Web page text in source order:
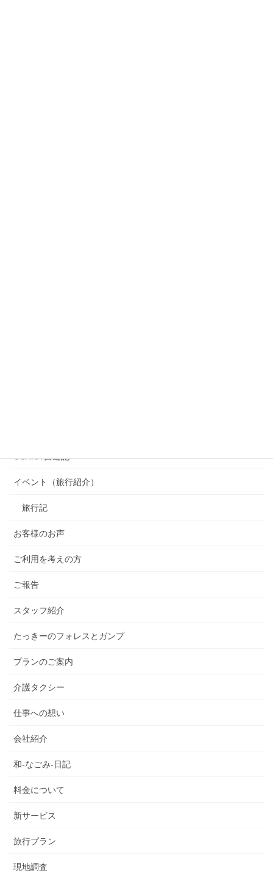
OSAKA 西遊記
イベント（旅行紹介）
旅行記
お客様のお声
ご利用を考えの方
ご報告
スタッフ紹介
たっきーのフォレスとガンプ
プランのご案内
介護タクシー
仕事への想い
会社紹介
和-なごみ-日記
料金について
新サービス
旅行プラン
現地調査